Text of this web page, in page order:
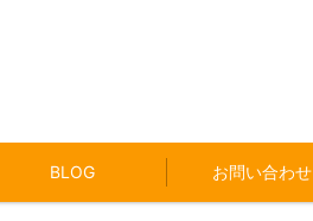
BLOG お問い合わせ